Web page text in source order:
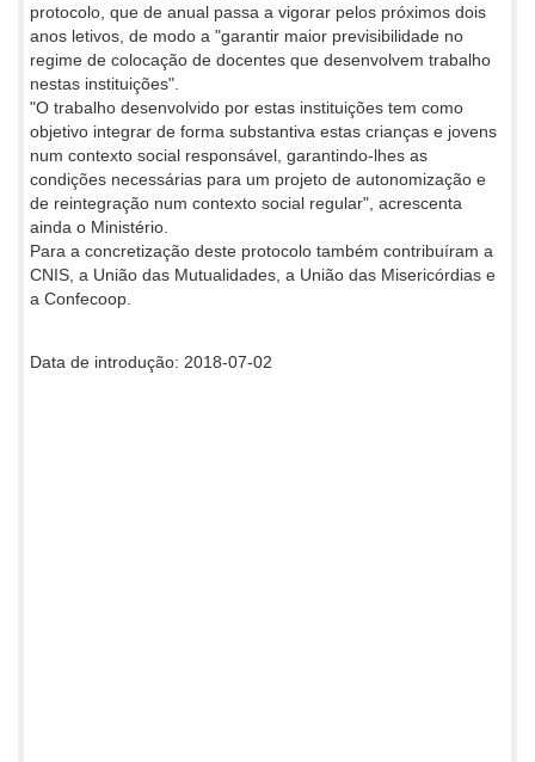
protocolo, que de anual passa a vigorar pelos próximos dois
anos letivos, de modo a "garantir maior previsibilidade no
regime de colocação de docentes que desenvolvem trabalho
nestas instituições".
"O trabalho desenvolvido por estas instituições tem como
objetivo integrar de forma substantiva estas crianças e jovens
num contexto social responsável, garantindo-lhes as
condições necessárias para um projeto de autonomização e
de reintegração num contexto social regular", acrescenta
ainda o Ministério.
Para a concretização deste protocolo também contribuíram a
CNIS, a União das Mutualidades, a União das Misericórdias e
a Confecoop.
Data de introdução: 2018-07-02